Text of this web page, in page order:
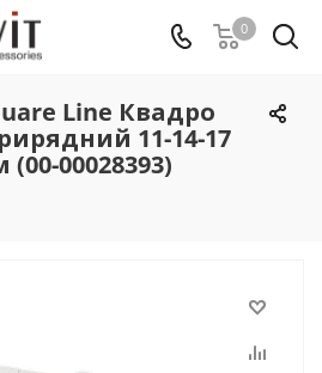
0
Line Квадро
11-14-17
(00-00028393)